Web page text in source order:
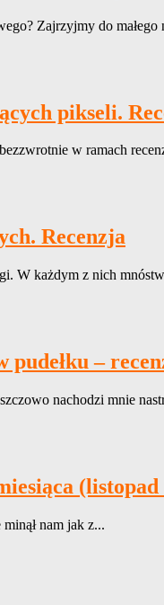
Zajrzyjmy do małego
pikseli.
w ramach
Recenzja
W każdym z nich
pudełku –
nachodzi mnie
(listopad
nam jak z...